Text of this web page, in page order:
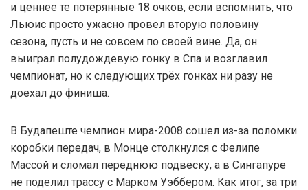
и ценнее те потерянные 18 очков, если вспомнить, что
Льюис просто ужасно провел вторую половину
сезона, пусть и не совсем по своей вине. Да, он
выиграл полудождевую гонку в Спа и возглавил
чемпионат, но к следующих трёх гонках ни разу не
доехал до финиша.
В Будапеште чемпион мира-2008 сошел из-за поломки
коробки передач, в Монце столкнулся с Фелипе
Массой и сломал переднюю подвеску, а в Сингапуре
не поделил трассу с Марком Уэббером. Как итог, за три